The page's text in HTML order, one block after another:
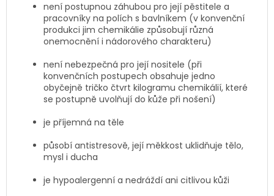
není postupnou záhubou pro její pěstitele a
pracovníky na polích s bavlníkem (v konvenční
produkci jim chemikálie způsobují různá
onemocnění i nádorového charakteru)
není nebezpečná pro její nositele (při
konvenčních postupech obsahuje jedno
obyčejně tričko čtvrt kilogramu chemikálií, které
se postupně uvolňují do kůže při nošení)
je příjemná na těle
působí antistresově, její měkkost uklidňuje tělo,
mysl i ducha
je hypoalergenní a nedráždí ani citlivou kůži